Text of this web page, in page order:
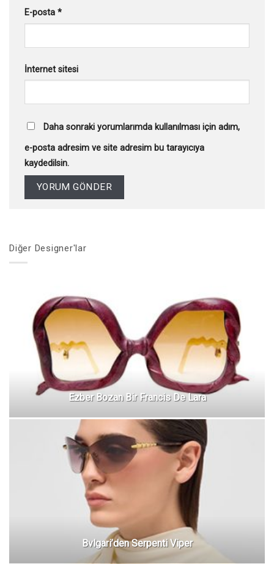
E-posta *
İnternet sitesi
Daha sonraki yorumlarımda kullanılması için adım,
e-posta adresim ve site adresim bu tarayıcıya
kaydedilsin.
Diğer Designer'lar
Ezber Bozan Bir Francis De Lara
Bvlgari’den Serpenti Viper